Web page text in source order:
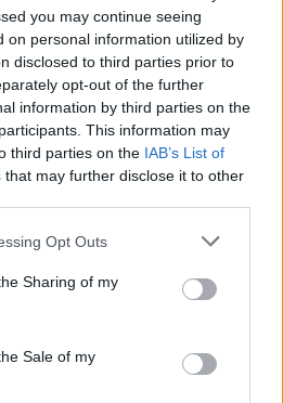
you may continue seeing
on personal information utilized by
disclosed to third parties prior to
opt-out of the further
information by third parties on the
This information may
third parties on the IAB’s List of
that may further disclose it to other
app uses one or more Google
behaviour. You may click to
and its third-party tags to
purposes in below Google
Opt Outs
Sharing of my
Sale of my
2026